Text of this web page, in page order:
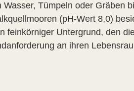
Tümpeln oder Gräben
(pH-Wert 8,0)
feinkörniger Untergrund, den
an ihren